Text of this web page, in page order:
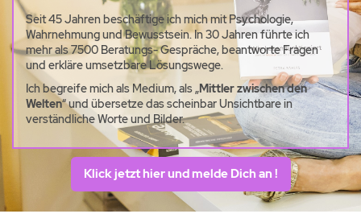
Seit 45 Jahren beschäftige ich mich mit Psychologie,
Wahrnehmung und Bewusstsein. In 30 Jahren führte ich
mehr als 7500 Beratungs- Gespräche, beantworte Fragen
und erkläre umsetzbare Lösungswege.
Ich begreife mich als Medium, als „Mittler zwischen den
Welten“ und übersetze das scheinbar Unsichtbare in
verständliche Worte und Bilder.
Klick jetzt hier und melde Dich an !